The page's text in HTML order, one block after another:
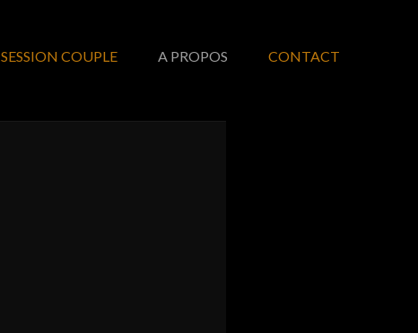
SESSION COUPLE A PROPOS CONTACT